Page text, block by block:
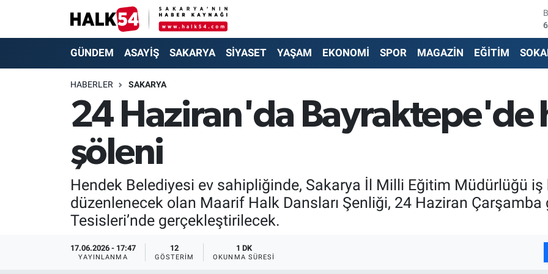
GÜNDEM ASAYİŞ SAKARYA SİYASET YAŞAM EKONOMİ SPOR MAGAZİN EĞİTİM
HABERLER SAKARYA
24 Haziran'da Bayraktepe'de
şöleni
Hendek Belediyesi ev sahipliğinde, Sakarya İl Milli Eğitim Müdürlüğü iş
düzenlenecek olan Maarif Halk Dansları Şenliği, 24 Haziran
Tesisleri’nde gerçekleştirilecek.
17.06.2026 - 17:47
YAYINLANMA
12
GÖSTERIM
1 DK
OKUNMA SÜRESI
GÜNDEM
SİYASET
EKONOMİ
Adapazarı Nöbetçi Eczaneler
Adapazarı Trafik Yoğunluk Haritası
Süper Lig Puan Durumu ve Fikstür
Tüm Manşetler
Son Dakika Haberleri